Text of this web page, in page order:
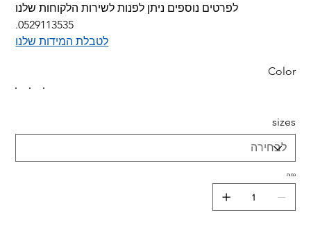
לפרטים נוספים ניתן לפנות לשירות הלקוחות שלנו
0529113535.
לטבלת המידות שלנו
Color
sizes
כמות